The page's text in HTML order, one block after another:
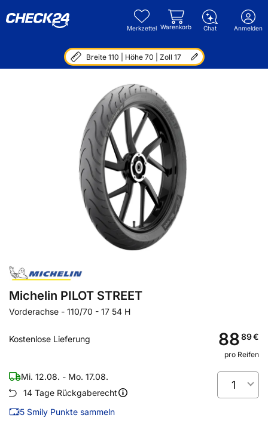
Merkzettel Warenkorb Chat Anmelden
Breite 110 | Höhe 70 | Zoll 17
Michelin PILOT STREET
Vorderachse - 110/70 - 17 54 H
Kostenlose Lieferung 8889€
pro Reifen
Mi. 12.08. - Mo. 17.08.
14 Tage Rückgaberecht
5 Smily Punkte sammeln
1